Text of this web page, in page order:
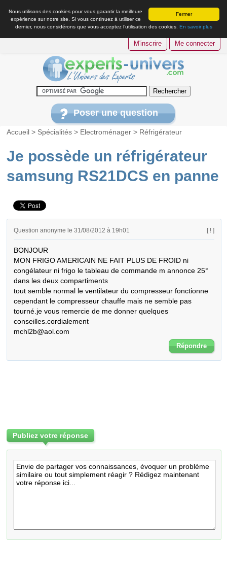
Fermer
Nous utilisons des cookies pour vous garantir la meilleure
expérience sur notre site. Si vous continuez à utiliser ce
dernier, nous considérons que vous acceptez l’utilisation des cookies. En savoir plus
M'inscrire Me connecter
Poser une question
Accueil > Spécialités > Electroménager > Réfrigérateur
Je possède un réfrigérateur
samsung RS21DCS en panne
Question anonyme le 31/08/2012 à 19h01 [ ! ]
BONJOUR
MON FRIGO AMERICAIN NE FAIT PLUS DE FROID ni
congélateur ni frigo le tableau de commande m annonce 25°
dans les deux compartiments
tout semble normal le ventilateur du compresseur fonctionne
cependant le compresseur chauffe mais ne semble pas
tourné.je vous remercie de me donner quelques
conseilles.cordialement
mchl2b@aol.com
Répondre
Publiez votre réponse